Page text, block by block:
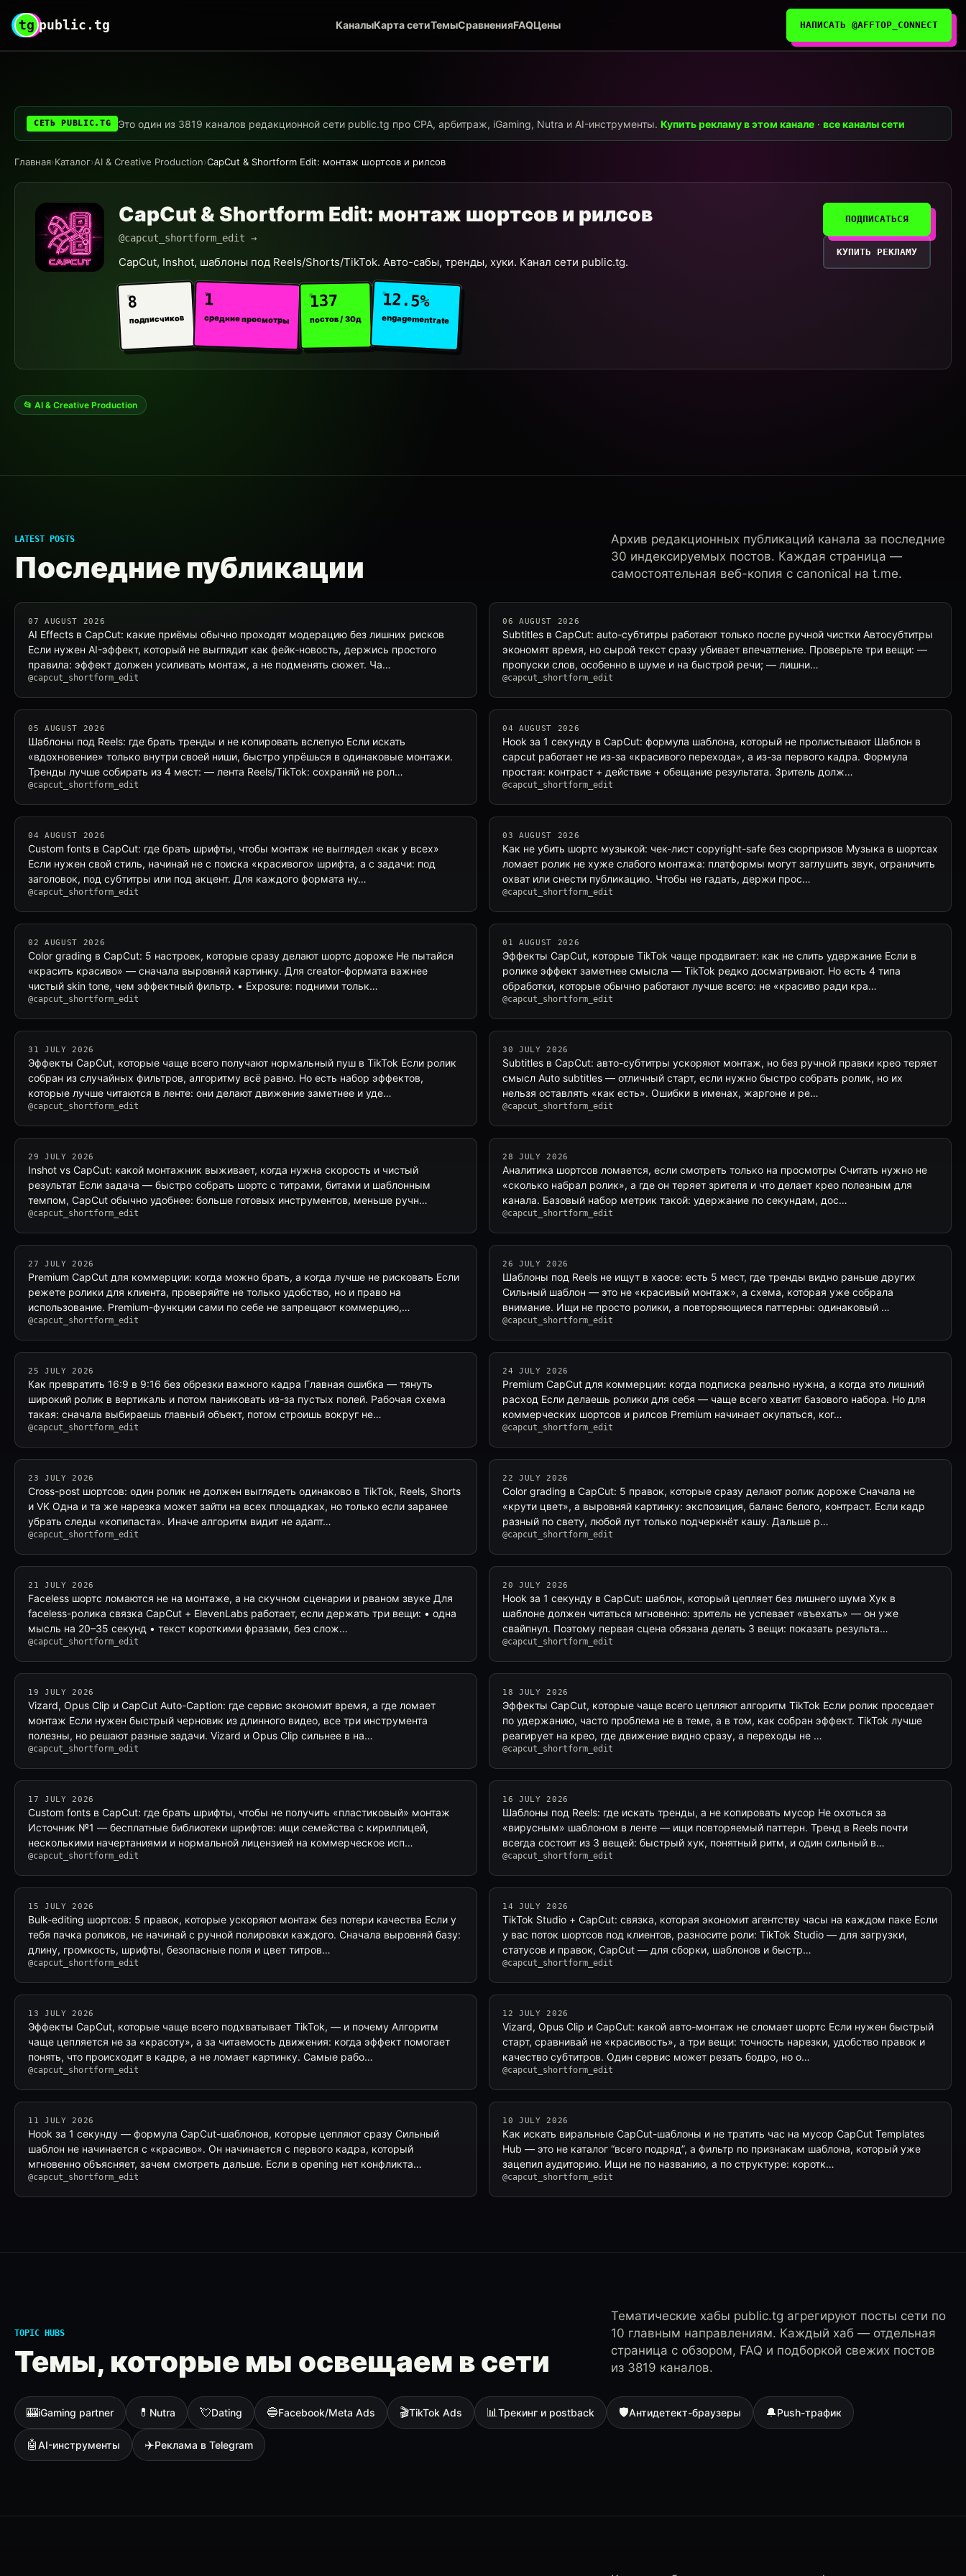
tg public.tg КаналыКарта сетиТемыСравненияFAQЦены НАПИСАТЬ @AFFTOP_CONNECT
СЕТЬ PUBLIC.TG Это один из 3819 каналов редакционной сети public.tg про CPA, арбитраж, iGaming, Nutra и AI-инструменты.Купить рекламу в этом канале ·все каналы сети
Главная›Каталог›AI & Creative Production›CapCut & Shortform Edit: монтаж шортсов и рилсов
CapCut & Shortform Edit: монтаж шортсов и рилсов
@capcut_shortform_edit →
CapCut, Inshot, шаблоны под Reels/Shorts/TikTok. Авто-сабы, тренды, хуки. Канал сети public.tg.
8
подписчиков
1
средние просмотры
137
постов / 30д
12.5%
engagement rate
ПОДПИСАТЬСЯ
КУПИТЬ РЕКЛАМУ
📂 AI & Creative Production
LATEST POSTS
Последние публикации
Архив редакционных публикаций канала за последние
30 индексируемых постов. Каждая страница —
самостоятельная веб-копия с canonical на t.me.
07 AUGUST 2026
AI Effects в CapCut: какие приёмы обычно проходят модерацию без лишних рисков
Если нужен AI-эффект, который не выглядит как фейк-новость, держись простого
правила: эффект должен усиливать монтаж, а не подменять сюжет. Ча…
@capcut_shortform_edit
06 AUGUST 2026
Subtitles в CapCut: auto-субтитры работают только после ручной чистки Автосубтитры
экономят время, но сырой текст сразу убивает впечатление. Проверьте три вещи: —
пропуски слов, особенно в шуме и на быстрой речи; — лишни…
@capcut_shortform_edit
05 AUGUST 2026
Шаблоны под Reels: где брать тренды и не копировать вслепую Если искать
«вдохновение» только внутри своей ниши, быстро упрёшься в одинаковые монтажи.
Тренды лучше собирать из 4 мест: — лента Reels/TikTok: сохраняй не рол…
@capcut_shortform_edit
04 AUGUST 2026
Hook за 1 секунду в CapCut: формула шаблона, который не пролистывают Шаблон в
capcut работает не из-за «красивого перехода», а из-за первого кадра. Формула
простая: контраст + действие + обещание результата. Зритель долж…
@capcut_shortform_edit
04 AUGUST 2026
Custom fonts в CapCut: где брать шрифты, чтобы монтаж не выглядел «как у всех»
Если нужен свой стиль, начинай не с поиска «красивого» шрифта, а с задачи: под
заголовок, под субтитры или под акцент. Для каждого формата ну…
@capcut_shortform_edit
03 AUGUST 2026
Как не убить шортс музыкой: чек-лист copyright-safe без сюрпризов Музыка в шортсах
ломает ролик не хуже слабого монтажа: платформы могут заглушить звук, ограничить
охват или снести публикацию. Чтобы не гадать, держи прос…
@capcut_shortform_edit
02 AUGUST 2026
Color grading в CapCut: 5 настроек, которые сразу делают шортс дороже Не пытайся
«красить красиво» — сначала выровняй картинку. Для creator-формата важнее
чистый skin tone, чем эффектный фильтр. • Exposure: подними тольк…
@capcut_shortform_edit
01 AUGUST 2026
Эффекты CapCut, которые TikTok чаще продвигает: как не слить удержание Если в
ролике эффект заметнее смысла — TikTok редко досматривают. Но есть 4 типа
обработки, которые обычно работают лучше всего: не «красиво ради кра…
@capcut_shortform_edit
31 JULY 2026
Эффекты CapCut, которые чаще всего получают нормальный пуш в TikTok Если ролик
собран из случайных фильтров, алгоритму всё равно. Но есть набор эффектов,
которые лучше читаются в ленте: они делают движение заметнее и уде…
@capcut_shortform_edit
30 JULY 2026
Subtitles в CapCut: авто-субтитры ускоряют монтаж, но без ручной правки крео теряет
смысл Auto subtitles — отличный старт, если нужно быстро собрать ролик, но их
нельзя оставлять «как есть». Ошибки в именах, жаргоне и ре…
@capcut_shortform_edit
29 JULY 2026
Inshot vs CapCut: какой монтажник выживает, когда нужна скорость и чистый
результат Если задача — быстро собрать шортс с титрами, битами и шаблонным
темпом, CapCut обычно удобнее: больше готовых инструментов, меньше ручн…
@capcut_shortform_edit
28 JULY 2026
Аналитика шортсов ломается, если смотреть только на просмотры Считать нужно не
«сколько набрал ролик», а где он теряет зрителя и что делает крео полезным для
канала. Базовый набор метрик такой: удержание по секундам, дос…
@capcut_shortform_edit
27 JULY 2026
Premium CapCut для коммерции: когда можно брать, а когда лучше не рисковать Если
режете ролики для клиента, проверяйте не только удобство, но и право на
использование. Premium-функции сами по себе не запрещают коммерцию,…
@capcut_shortform_edit
26 JULY 2026
Шаблоны под Reels не ищут в хаосе: есть 5 мест, где тренды видно раньше других
Сильный шаблон — это не «красивый монтаж», а схема, которая уже собрала
внимание. Ищи не просто ролики, а повторяющиеся паттерны: одинаковый …
@capcut_shortform_edit
25 JULY 2026
Как превратить 16:9 в 9:16 без обрезки важного кадра Главная ошибка — тянуть
широкий ролик в вертикаль и потом паниковать из-за пустых полей. Рабочая схема
такая: сначала выбираешь главный объект, потом строишь вокруг не…
@capcut_shortform_edit
24 JULY 2026
Premium CapCut для коммерции: когда подписка реально нужна, а когда это лишний
расход Если делаешь ролики для себя — чаще всего хватит базового набора. Но для
коммерческих шортсов и рилсов Premium начинает окупаться, ког…
@capcut_shortform_edit
23 JULY 2026
Cross-post шортсов: один ролик не должен выглядеть одинаково в TikTok, Reels, Shorts
и VK Одна и та же нарезка может зайти на всех площадках, но только если заранее
убрать следы «копипаста». Иначе алгоритм видит не адапт…
@capcut_shortform_edit
22 JULY 2026
Color grading в CapCut: 5 правок, которые сразу делают ролик дороже Сначала не
«крути цвет», а выровняй картинку: экспозиция, баланс белого, контраст. Если кадр
разный по свету, любой лут только подчеркнёт кашу. Дальше р…
@capcut_shortform_edit
21 JULY 2026
Faceless шортс ломаются не на монтаже, а на скучном сценарии и рваном звуке Для
faceless-ролика связка CapCut + ElevenLabs работает, если держать три вещи: • одна
мысль на 20–35 секунд • текст короткими фразами, без слож…
@capcut_shortform_edit
20 JULY 2026
Hook за 1 секунду в CapCut: шаблон, который цепляет без лишнего шума Хук в
шаблоне должен читаться мгновенно: зритель не успевает «въехать» — он уже
свайпнул. Поэтому первая сцена обязана делать 3 вещи: показать результа…
@capcut_shortform_edit
19 JULY 2026
Vizard, Opus Clip и CapCut Auto-Caption: где сервис экономит время, а где ломает
монтаж Если нужен быстрый черновик из длинного видео, все три инструмента
полезны, но решают разные задачи. Vizard и Opus Clip сильнее в на…
@capcut_shortform_edit
18 JULY 2026
Эффекты CapCut, которые чаще всего цепляют алгоритм TikTok Если ролик проседает
по удержанию, часто проблема не в теме, а в том, как собран эффект. TikTok лучше
реагирует на крео, где движение видно сразу, а переходы не …
@capcut_shortform_edit
17 JULY 2026
Custom fonts в CapCut: где брать шрифты, чтобы не получить «пластиковый» монтаж
Источник №1 — бесплатные библиотеки шрифтов: ищи семейства с кириллицей,
несколькими начертаниями и нормальной лицензией на коммерческое исп…
@capcut_shortform_edit
16 JULY 2026
Шаблоны под Reels: где искать тренды, а не копировать мусор Не охоться за
«вирусным» шаблоном в ленте — ищи повторяемый паттерн. Тренд в Reels почти
всегда состоит из 3 вещей: быстрый хук, понятный ритм, и один сильный в…
@capcut_shortform_edit
15 JULY 2026
Bulk-editing шортсов: 5 правок, которые ускоряют монтаж без потери качества Если у
тебя пачка роликов, не начинай с ручной полировки каждого. Сначала выровняй базу:
длину, громкость, шрифты, безопасные поля и цвет титров…
@capcut_shortform_edit
14 JULY 2026
TikTok Studio + CapCut: связка, которая экономит агентству часы на каждом паке Если
у вас поток шортсов под клиентов, разносите роли: TikTok Studio — для загрузки,
статусов и правок, CapCut — для сборки, шаблонов и быстр…
@capcut_shortform_edit
13 JULY 2026
Эффекты CapCut, которые чаще всего подхватывает TikTok, — и почему Алгоритм
чаще цепляется не за «красоту», а за читаемость движения: когда эффект помогает
понять, что происходит в кадре, а не ломает картинку. Самые рабо…
@capcut_shortform_edit
12 JULY 2026
Vizard, Opus Clip и CapCut: какой авто-монтаж не сломает шортс Если нужен быстрый
старт, сравнивай не «красивость», а три вещи: точность нарезки, удобство правок и
качество субтитров. Один сервис может резать бодро, но о…
@capcut_shortform_edit
11 JULY 2026
Hook за 1 секунду — формула CapCut-шаблонов, которые цепляют сразу Сильный
шаблон не начинается с «красиво». Он начинается с первого кадра, который
мгновенно объясняет, зачем смотреть дальше. Если в opening нет конфликта…
@capcut_shortform_edit
10 JULY 2026
Как искать виральные CapCut-шаблоны и не тратить час на мусор CapCut Templates
Hub — это не каталог “всего подряд”, а фильтр по признакам шаблона, который уже
зацепил аудиторию. Ищи не по названию, а по структуре: коротк…
@capcut_shortform_edit
TOPIC HUBS
Темы, которые мы освещаем в сети
Тематические хабы public.tg агрегируют посты сети по
10 главным направлениям. Каждый хаб — отдельная
страница с обзором, FAQ и подборкой свежих постов
из 3819 каналов.
🎰iGaming partner 💊 Nutra 💘Dating 🔵Facebook/Meta Ads 🎬TikTok Ads 📊Трекинг и postback 🛡Антидетект-браузеры 🔔Push-трафик
🤖AI-инструменты ✈️Реклама в Telegram